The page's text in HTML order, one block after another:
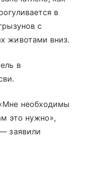
в
с
животами вниз.
в
необходимы
это нужно»,
заявили